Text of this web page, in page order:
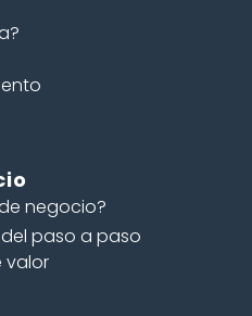
negocio?
paso a paso
valor